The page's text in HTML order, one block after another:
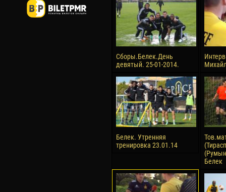
Сборы.Белек.День
девятый. 25-01-2014.
Белек. Утренняя
тренировка 23.01.14
Белек